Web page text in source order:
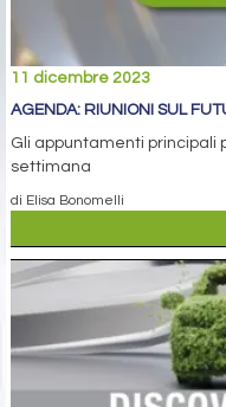
11 dicembre 2023
AGENDA: RIUNIONI SUL
Gli appuntamenti principali
settimana
di Elisa Bonomelli